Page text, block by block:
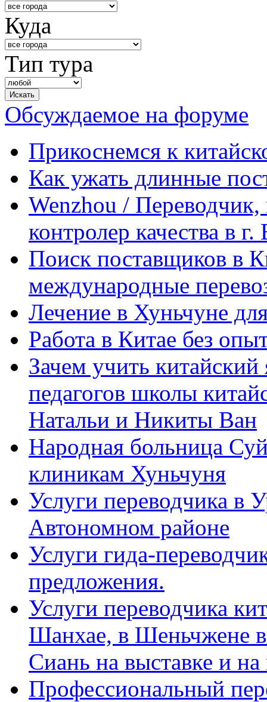
Куда
Тип тура
Обсуждаемое на форуме
Прикоснемся к
Как ужать длинные
Wenzhou / Переводчик,
контролер качества в
Поиск поставщиков в
международные
Лечение в Хуньчуне
Работа в Китае без
Зачем учить
педагогов школы
Натальи и Никиты Ван
Народная больница
клиникам Хуньчуня
Услуги переводчика в
Автономном районе
Услуги гида-
предложения.
Услуги переводчика
Шанхае, в Шеньчжене
Сиань на выставке и
Профессиональный